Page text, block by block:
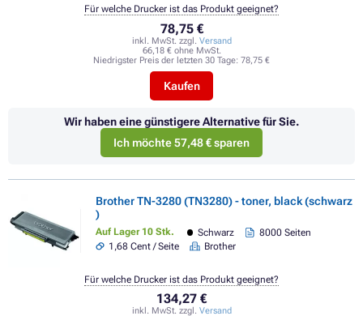
78,75 €
inkl. MwSt. zzgl. Versand
66,18 € ohne MwSt.
Niedrigster Preis der letzten 30 Tage: 78,75 €
Kaufen
Für welche Drucker ist das Produkt geeignet?
Wir haben eine günstigere Alternative für Sie.
Ich möchte 57,48 € sparen
Brother TN-3280 (TN3280) - toner, black (schwarz
)
Auf Lager 10 Stk. Schwarz
8000 Seiten
1,68 Cent / Seite
Brother
134,27 €
inkl. MwSt. zzgl. Versand
Für welche Drucker ist das Produkt geeignet?